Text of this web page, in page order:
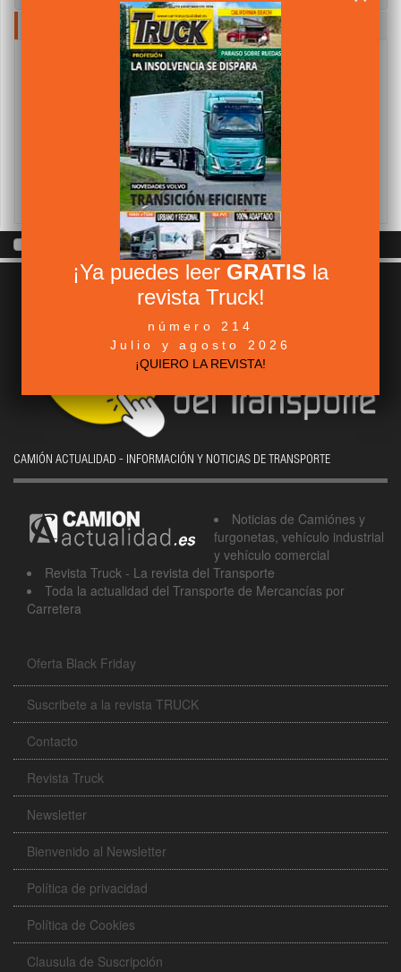
Abertis Autopistas Asociaciones Camiones
componentes DGT Fabricantes Ferias
Industria Auxiliar
Ministerio de Fomento Neumaticos
Transporte Unión Europea
CAMIÓN ACTUALIDAD - INFORMACIÓN Y NOTICIAS DE TRANSPORTE
Noticias de Camiónes y
furgonetas, vehículo industrial
y vehículo comercial
Revista Truck - La revista del Transporte
Toda la actualidad del Transporte de Mercancías por
Carretera
Oferta Black Friday
Suscribete a la revista TRUCK
Contacto
Revista Truck
Newsletter
Bienvenido al Newsletter
Política de privacidad
Política de Cookies
Clausula de Suscripción
¡Ya puedes leer GRATIS la
revista Truck!
número 214
Julio y agosto 2026
¡QUIERO LA REVISTA!